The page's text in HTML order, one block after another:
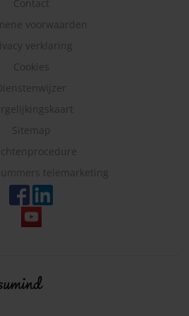
Contact
voorwaarden
verklaring
Cookies
Sitemap
telemarketing